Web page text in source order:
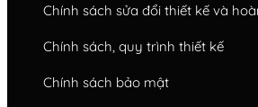
Chính sách sửa đổi thiết kế và
Chính sách, quy trình thiết kế
Chính sách bảo mật